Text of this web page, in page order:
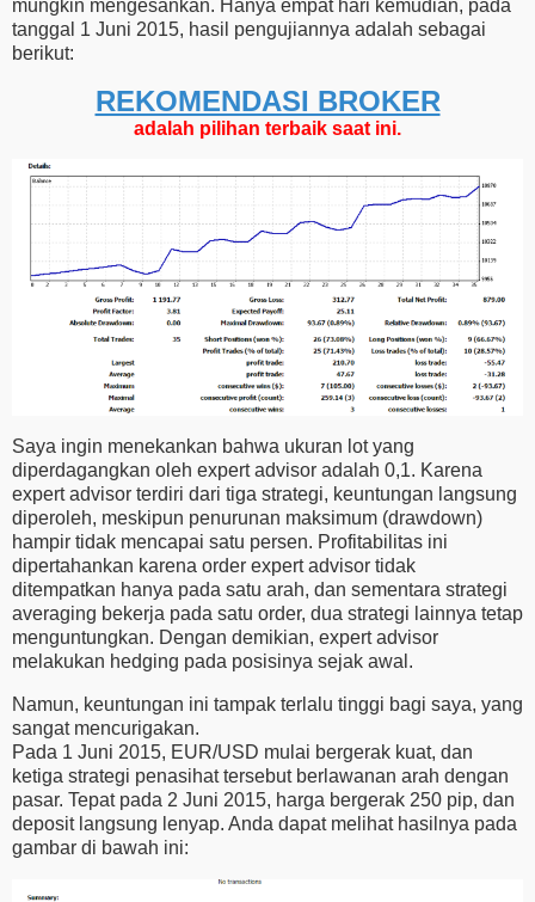
mungkin mengesankan. Hanya empat hari kemudian, pada
tanggal 1 Juni 2015, hasil pengujiannya adalah sebagai
berikut:
REKOMENDASI ​​BROKER
adalah pilihan terbaik saat ini.
Saya ingin menekankan bahwa ukuran lot yang
diperdagangkan oleh expert advisor adalah 0,1. Karena
expert advisor terdiri dari tiga strategi, keuntungan langsung
diperoleh, meskipun penurunan maksimum (drawdown)
hampir tidak mencapai satu persen. Profitabilitas ini
dipertahankan karena order expert advisor tidak
ditempatkan hanya pada satu arah, dan sementara strategi
averaging bekerja pada satu order, dua strategi lainnya tetap
menguntungkan. Dengan demikian, expert advisor
melakukan hedging pada posisinya sejak awal.
Namun, keuntungan ini tampak terlalu tinggi bagi saya, yang
sangat mencurigakan.
Pada 1 Juni 2015, EUR/USD mulai bergerak kuat, dan
ketiga strategi penasihat tersebut berlawanan arah dengan
pasar. Tepat pada 2 Juni 2015, harga bergerak 250 pip, dan
deposit langsung lenyap. Anda dapat melihat hasilnya pada
gambar di bawah ini: